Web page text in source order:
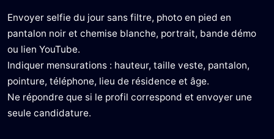
Envoyer selfie du jour sans filtre, photo en pied en
pantalon noir et chemise blanche, portrait, bande démo
ou lien YouTube.
Indiquer mensurations : hauteur, taille veste, pantalon,
pointure, téléphone, lieu de résidence et âge.
Ne répondre que si le profil correspond et envoyer une
seule candidature.